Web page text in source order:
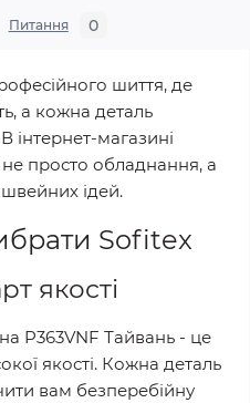
Питання 0
шиття, де
а кожна деталь
інтернет-магазині
просто обладнання, а
ідей.
Sofitex
якості
P363VNF Тайвань - це
якості. Кожна деталь
вам безперебійну